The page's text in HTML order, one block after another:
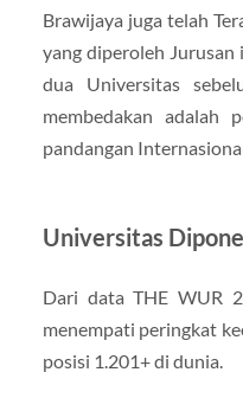
Brawijaya juga telah
yang diperoleh Jurusan
dua Universitas
membedakan adalah
pandangan
Universitas
Dari data THE WUR
menempati peringkat
posisi 1.201+ di dunia.